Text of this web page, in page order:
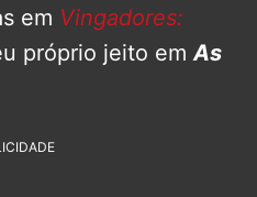
em Vingadores:
próprio jeito emAs